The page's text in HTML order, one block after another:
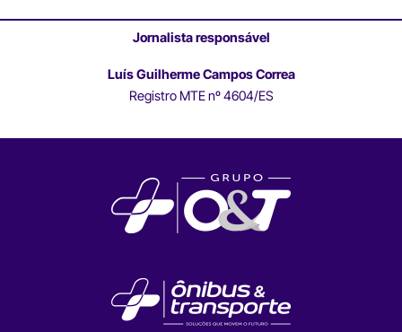
Jornalista responsável
Luís Guilherme Campos Correa
Registro MTE nº 4604/ES